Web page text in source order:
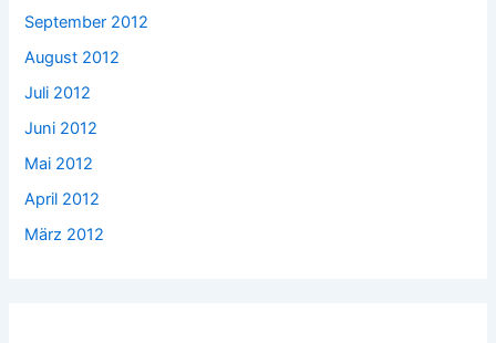
September 2012
August 2012
Juli 2012
Juni 2012
Mai 2012
April 2012
März 2012